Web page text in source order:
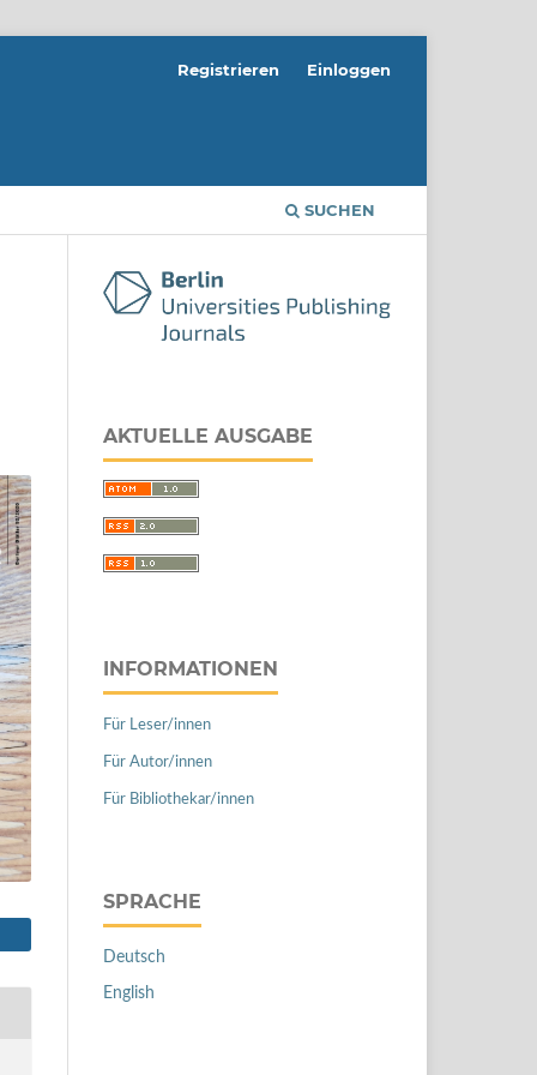
SUCHEN
Registrieren Einloggen
AKTUELLE AUSGABE
INFORMATIONEN
Für Leser/innen
Für Autor/innen
Für Bibliothekar/innen
SPRACHE
Deutsch
English